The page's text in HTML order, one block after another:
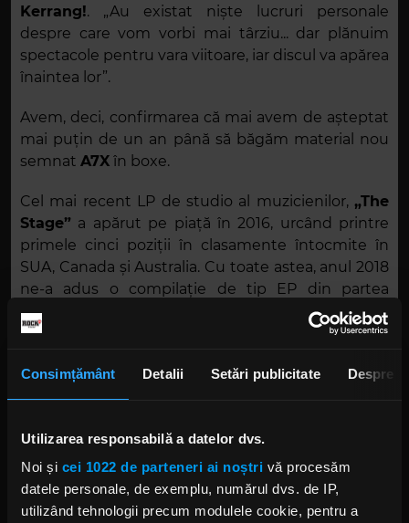
Consimțământ Detalii Setări publicitate Despre
Utilizarea responsabilă a datelor dvs.
Noi și cei 1022 de parteneri ai noștri vă procesăm
datele personale, de exemplu, numărul dvs. de IP,
utilizând tehnologii precum modulele cookie, pentru a
Kerrang!. „Au existat niște lucruri personale
despre care vom vorbi mai târziu... dar plănuim
spectacole pentru vara viitoare, iar discul va apărea
înaintea lor”.
Avem, deci, confirmarea că mai avem de așteptat
mai puțin de un an până să băgăm material nou
semnat A7X în boxe.
Cel mai recent LP de studio al muzicienilor, „The
Stage” a apărut pe piață în 2016, urcând printre
primele cinci poziții în clasamente întocmite în
SUA, Canada și Australia. Cu toate astea, anul 2018
ne-a adus o compilație de tip EP din partea
Avenged Sevenfold
– o colecție
de melodii cu care formația a contribuit la coloana
Foto: Instagram,
AVENGED SEVENFOLD ALBUM NOU AVENGED SEVENFOLD